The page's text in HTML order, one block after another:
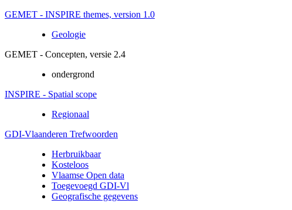
GEMET - INSPIRE themes, version 1.0
Geologie
GEMET - Concepten, versie 2.4
ondergrond
INSPIRE - Spatial scope
Regionaal
GDI-Vlaanderen Trefwoorden
Herbruikbaar
Kosteloos
Vlaamse Open data
Toegevoegd GDI-Vl
Geografische gegevens